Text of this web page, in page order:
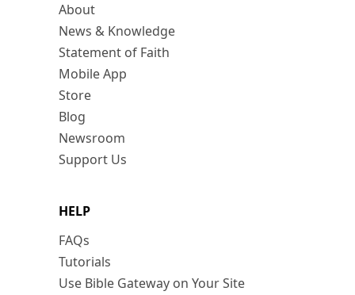
About
News & Knowledge
Statement of Faith
Mobile App
Store
Blog
Newsroom
Support Us
HELP
FAQs
Tutorials
Use Bible Gateway on Your Site